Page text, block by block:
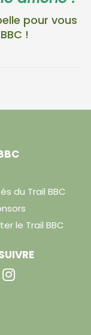
pour vous
!
du Trail BBC
le Trail BBC